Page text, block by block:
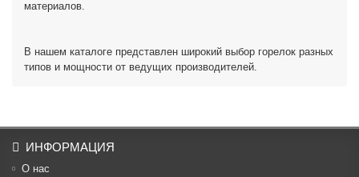
материалов.
В нашем каталоге представлен широкий выбор горелок разных
типов и мощности от ведущих производителей.
ИНФОРМАЦИЯ
О нас